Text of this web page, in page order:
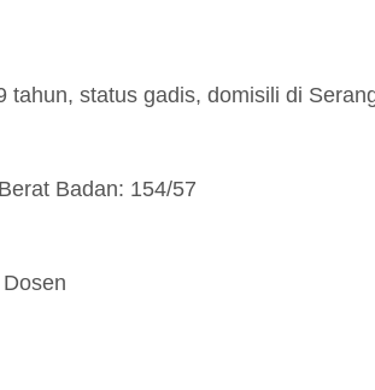
tahun, status gadis, domisili di
Badan: 154/57